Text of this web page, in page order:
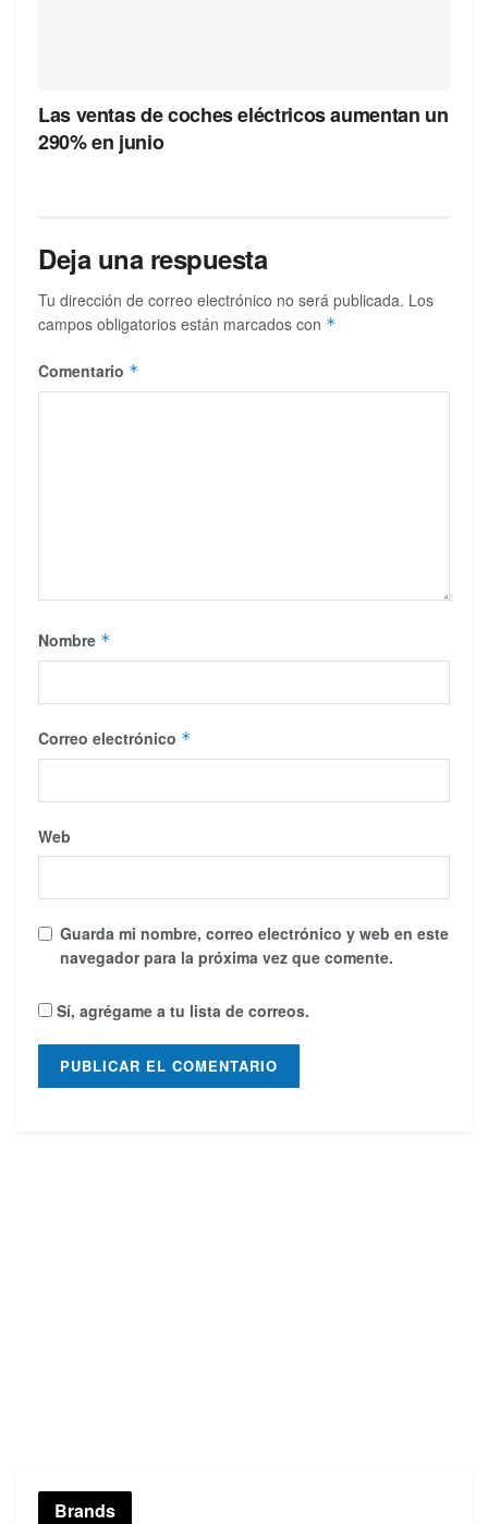
Las ventas de coches eléctricos aumentan un
290% en junio
Deja una respuesta
Tu dirección de correo electrónico no será publicada. Los
campos obligatorios están marcados con *
Comentario *
Nombre *
Correo electrónico *
Web
Guarda mi nombre, correo electrónico y web en este
navegador para la próxima vez que comente.
Sí, agrégame a tu lista de correos.
Brands